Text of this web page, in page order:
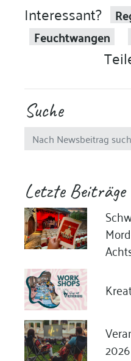
Interessant?
Feuchtwangen
Suche
Letzte Beiträge
2026